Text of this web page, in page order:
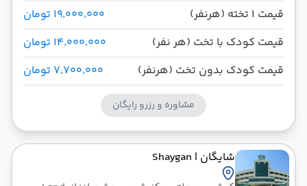
قیمت 1 تخته (هرنفر)
۱۹٬۰۰۰٬۰۰۰ تومان
قیمت کودک با تخت (هر نفر)
۱۴٬۰۰۰٬۰۰۰ تومان
قیمت کودک بدون تخت (هرنفر)
۷٬۷۰۰٬۰۰۰ تومان
مشاوره و رزرو رایگان
شایگان | Shaygan